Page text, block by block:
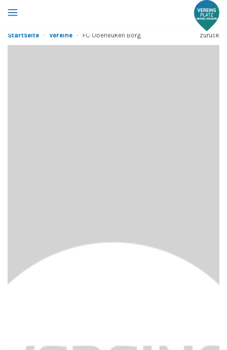
Startseite · Vereine · FC Oberleuken Borg zurück